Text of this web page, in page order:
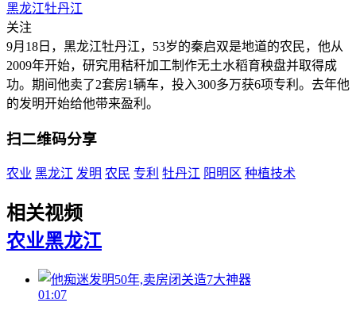
黑龙江牡丹江
关注
9月18日，黑龙江牡丹江，53岁的秦启双是地道的农民，他从
2009年开始，研究用秸秆加工制作无土水稻育秧盘并取得成
功。期间他卖了2套房1辆车，投入300多万获6项专利。去年他
的发明开始给他带来盈利。
扫二维码分享
农业 黑龙江 发明 农民 专利 牡丹江 阳明区 种植技术
相关视频
农业黑龙江
01:07